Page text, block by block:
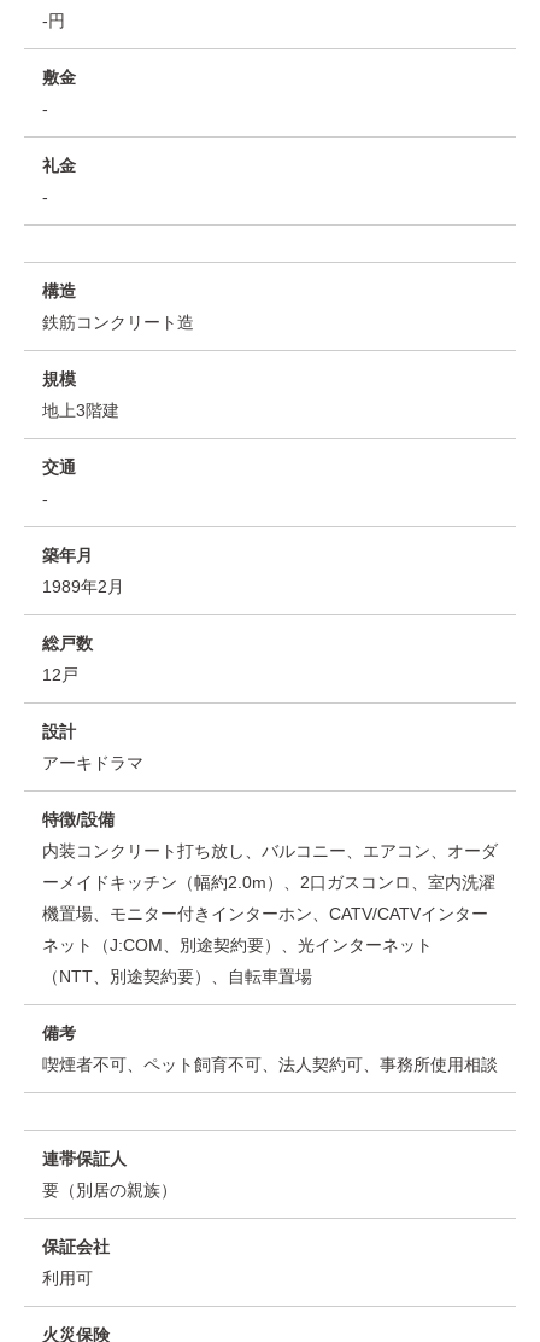
-円
敷金
-
礼金
-
構造
鉄筋コンクリート造
規模
地上3階建
交通
-
築年月
1989年2月
総戸数
12戸
設計
アーキドラマ
特徴/設備
内装コンクリート打ち放し、バルコニー、エアコン、オーダ
ーメイドキッチン（幅約2.0m）、2口ガスコンロ、室内洗濯
機置場、モニター付きインターホン、CATV/CATVインター
ネット（J:COM、別途契約要）、光インターネット
（NTT、別途契約要）、自転車置場
備考
喫煙者不可、ペット飼育不可、法人契約可、事務所使用相談
連帯保証人
要（別居の親族）
保証会社
利用可
火災保険